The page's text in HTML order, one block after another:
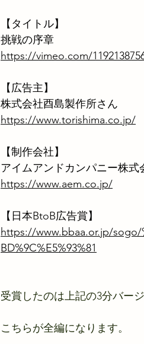
【タイトル】
挑戦の序章
https://vimeo.com/
【広告主】
株式会社酉島製作所さん
https://www.torishima.co.jp/
【制作会社】
アイムアンドカンパニー株式
https://www.aem.co.jp/
【日本BtoB広告賞】
https://www.bbaa.or.jp/sogo/
BD%9C%E5%93%81
受賞したのは上記の3分バージ
こちらが全編になります。